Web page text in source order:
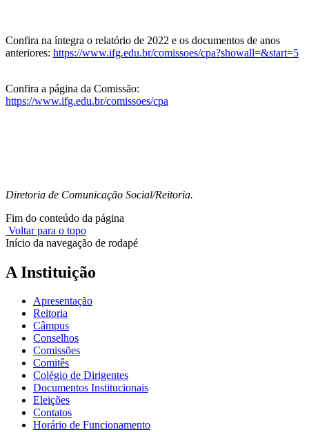
Confira na íntegra o relatório de 2022 e os documentos de anos
anteriores: https://www.ifg.edu.br/comissoes/cpa?showall=&start=5
Confira a página da Comissão:
https://www.ifg.edu.br/comissoes/cpa
Diretoria de Comunicação Social/Reitoria.
Fim do conteúdo da página
Voltar para o topo
Início da navegação de rodapé
A Instituição
Apresentação
Reitoria
Câmpus
Conselhos
Comissões
Comitês
Colégio de Dirigentes
Documentos Institucionais
Eleições
Contatos
Horário de Funcionamento